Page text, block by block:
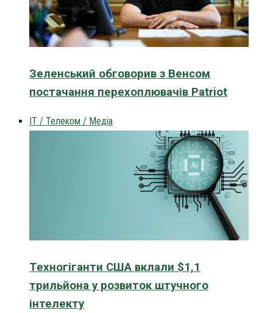
Зеленський обговорив з Венсом
постачання перехоплювачів Patriot
IT / Телеком / Медіа
Техногіганти США вклали $1,1
трильйона у розвиток штучного
інтелекту